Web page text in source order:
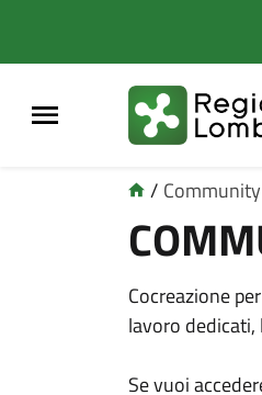
/ Community
Cocreazione
lavoro
Se vuoi